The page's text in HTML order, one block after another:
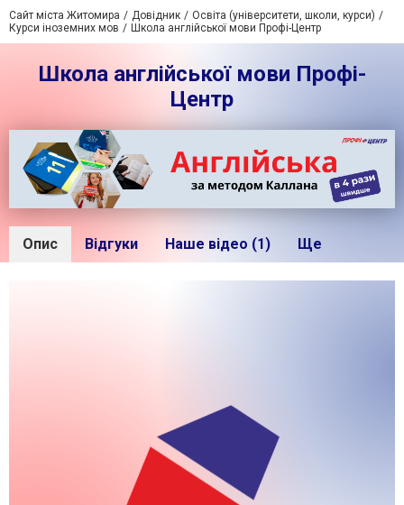
Сайт міста Житомира Довідник
Освіта (університети, школи, курси)
Курси іноземних мов
Школа англійської мови Профі-Центр
Школа англійської мови Профі-
Центр
Опис Відгуки Наше відео (1) Ще